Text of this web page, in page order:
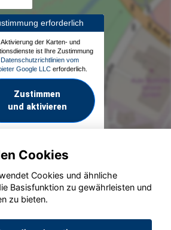
erforderlich
Aktivierung der Karten- und
ist Ihre Zustimmung
Datenschutzrichtlinien vom
Google LLC erforderlich.
Zustimmen
und aktivieren
GmbH 2020 - 2026
Cookies
Cookies und ähnliche
Basisfunktion zu gewährleisten und
zu bieten.